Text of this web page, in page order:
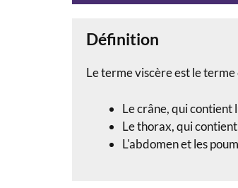
Définition
Le terme viscère est le terme
Le crâne, qui contient
Le thorax, qui
L'abdomen et les